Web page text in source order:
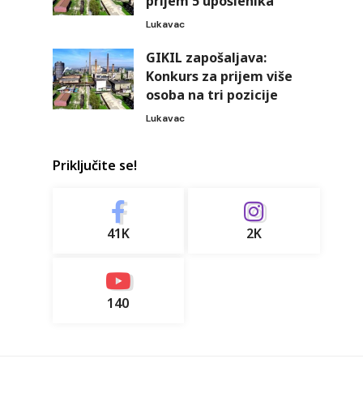
Lukavac
GIKIL zapošaljava:
Konkurs za prijem više
osoba na tri pozicije
Lukavac
Priključite se!
41K 2K
140